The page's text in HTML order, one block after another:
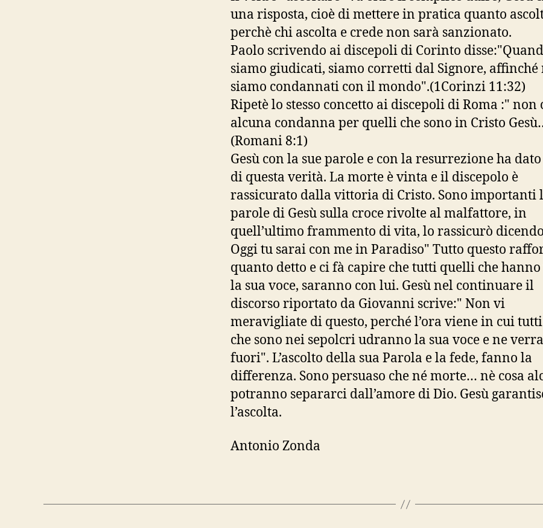
una risposta, cioè di mettere in pratica quanto
perchè chi ascolta e crede non sarà sanzionato.
Paolo scrivendo ai discepoli di Corinto
siamo giudicati, siamo corretti dal Signore, affinché
siamo condannati con il mondo".(1Corinzi 11:32)
Ripetè lo stesso concetto ai discepoli di Roma :" non
alcuna condanna per quelli che sono in Cristo
(Romani 8:1)
Gesù con la sue parole e con la resurrezione ha
di questa verità. La morte è vinta e il discepolo è
rassicurato dalla vittoria di Cristo. Sono importanti
parole di Gesù sulla croce rivolte al malfattore, in
quell’ultimo frammento di vita, lo rassicurò
Oggi tu sarai con me in Paradiso" Tutto questo
quanto detto e ci fà capire che tutti quelli che
la sua voce, saranno con lui. Gesù nel continuare il
discorso riportato da Giovanni scrive:" Non vi
meravigliate di questo, perché l’ora viene in cui
che sono nei sepolcri udranno la sua voce e ne
fuori". L’ascolto della sua Parola e la fede, fanno la
differenza. Sono persuaso che né morte… nè cosa
potranno separarci dall’amore di Dio. Gesù
l’ascolta.
Antonio Zonda